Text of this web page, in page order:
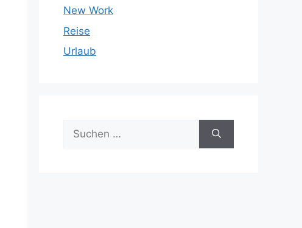
New Work
Reise
Urlaub
Suchen
nach: